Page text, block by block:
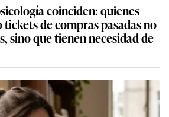
coinciden: quienes
de compras pasadas no
sino que tienen necesidad de